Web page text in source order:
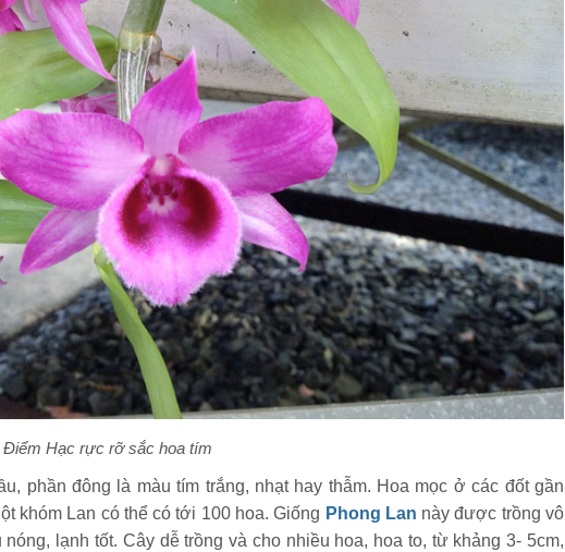
Hạc rực rỡ sắc hoa tím
phần đông là màu tím trắng, nhạt hay thẫm. Hoa mọc ở các đốt gần
khóm Lan có thể có tới 100 hoa. Giống Phong Lan này được trồng vô
lạnh tốt. Cây dễ trồng và cho nhiều hoa, hoa to, từ khảng 3- 5cm,